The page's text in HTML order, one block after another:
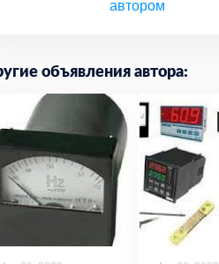
автором
объявления автора: